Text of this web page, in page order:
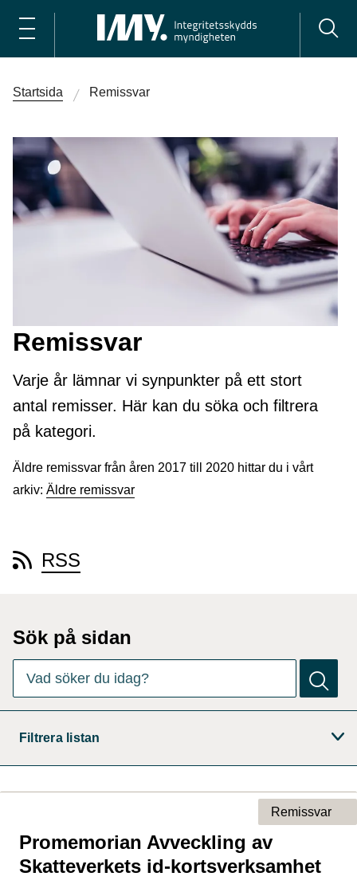
Startsida Remissvar
Remissvar
Varje år lämnar vi synpunkter på ett stort
antal remisser. Här kan du söka och filtrera
på kategori.
Äldre remissvar från åren 2017 till 2020 hittar du i vårt
arkiv: Äldre remissvar
RSS
Sök på sidan
förslag. Använd piltangenterna för att navigera
Filtrera listan
Promemorian Avveckling av
Skatteverkets id-kortsverksamhet
Typ av sida
Remissvar